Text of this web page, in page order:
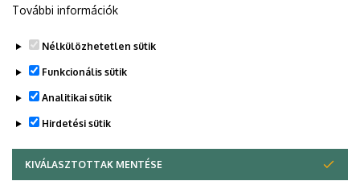
További információk
Nélkülözhetetlen sütik
Funkcionális sütik
Analitikai sütik
Hirdetési sütik
KIVÁLASZTOTTAK MENTÉSE
WITHDRAW CONSENT
telefonkönyvében|Külső személyek rögzítése a
DE telefonkönyvében